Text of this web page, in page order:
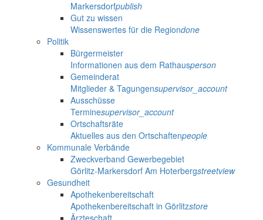
Markersdorfpublish
Gut zu wissen
Wissenswertes für die Regiondone
Politik
Bürgermeister
Informationen aus dem Rathausperson
Gemeinderat
Mitglieder & Tagungensupervisor_account
Ausschüsse
Terminesupervisor_account
Ortschaftsräte
Aktuelles aus den Ortschaftenpeople
Kommunale Verbände
Zweckverband Gewerbegebiet
Görlitz-Markersdorf Am Hoterbergstreetview
Gesundheit
Apothekenbereitschaft
Apothekenbereitschaft in Görlitzstore
Ärzteschaft